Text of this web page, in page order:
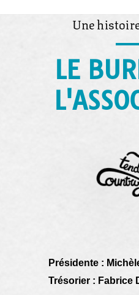
Une
LE
Présidente :
Trésorier : Fabrice